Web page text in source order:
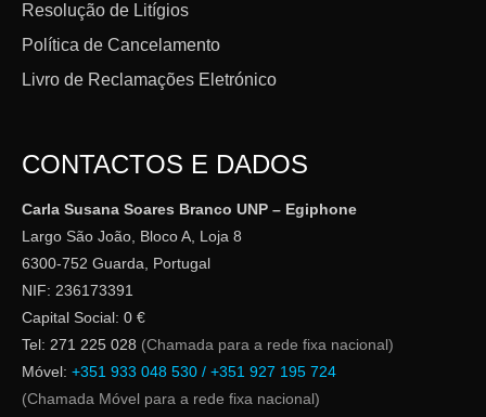
Resolução de Litígios
Política de Cancelamento
Livro de Reclamações Eletrónico
CONTACTOS E DADOS
Carla Susana Soares Branco UNP – Egiphone
Largo São João, Bloco A, Loja 8
6300-752 Guarda, Portugal
NIF: 236173391
Capital Social: 0 €
Tel: 271 225 028 (Chamada para a rede fixa nacional)
Móvel: +351 933 048 530 / +351 927 195 724
(Chamada Móvel para a rede fixa nacional)